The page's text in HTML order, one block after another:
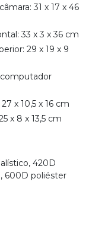
31 x 17 x 46
33 x 3 x 36 cm
29 x 19 x 9
x 10,5 x 16 cm
x 8 x 13,5 cm
420D
600D poliéster